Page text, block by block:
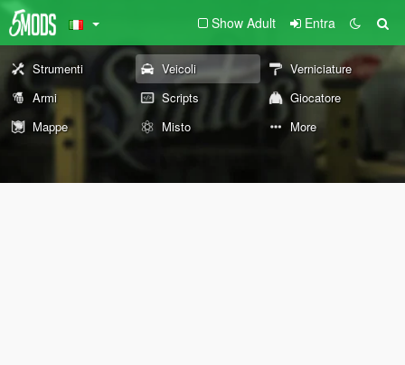
Show Adult Entra
Strumenti Veicoli
Verniciature
Armi
Scripts
Giocatore
Mappe
Misto More